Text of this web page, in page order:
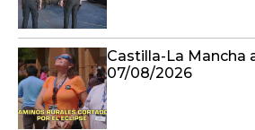
Castilla-La Mancha
07/08/2026